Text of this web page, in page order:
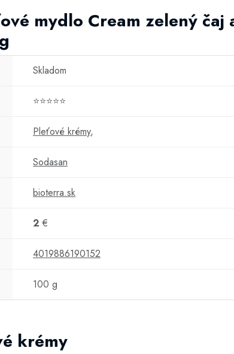
mydlo Cream zelený čaj
Skladom
⭐⭐⭐⭐⭐
Pleťové krémy,
Sodasan
bioterra.sk
2 €
4019886190152
100 g
krémy